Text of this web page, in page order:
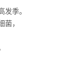
季。
，